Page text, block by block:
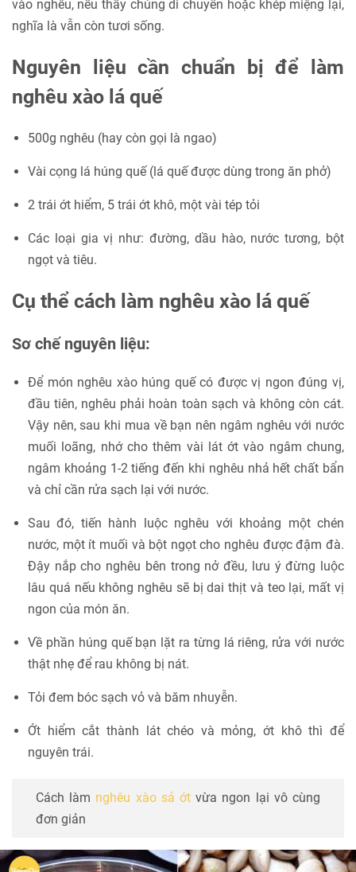
vào nghêu, nếu thấy chúng di chuyển hoặc khép miệng lại,
nghĩa là vẫn còn tươi sống.
Nguyên liệu cần chuẩn bị để làm
nghêu xào lá quế
500g nghêu (hay còn gọi là ngao)
Vài cọng lá húng quế (lá quế được dùng trong ăn phở)
2 trái ớt hiểm, 5 trái ớt khô, một vài tép tỏi
Các loại gia vị như: đường, dầu hào, nước tương, bột
ngọt và tiêu.
Cụ thể cách làm nghêu xào lá quế
Sơ chế nguyên liệu:
Để món nghêu xào húng quế có được vị ngon đúng vị,
đầu tiên, nghêu phải hoàn toàn sạch và không còn cát.
Vậy nên, sau khi mua về bạn nên ngâm nghêu với nước
muối loãng, nhớ cho thêm vài lát ớt vào ngâm chung,
ngâm khoảng 1-2 tiếng đến khi nghêu nhả hết chất bẩn
và chỉ cần rửa sạch lại với nước.
Sau đó, tiến hành luộc nghêu với khoảng một chén
nước, một ít muối và bột ngọt cho nghêu được đậm đà.
Đậy nắp cho nghêu bên trong nở đều, lưu ý đừng luộc
lâu quá nếu không nghêu sẽ bị dai thịt và teo lại, mất vị
ngon của món ăn.
Về phần húng quế bạn lặt ra từng lá riêng, rửa với nước
thật nhẹ để rau không bị nát.
Tỏi đem bóc sạch vỏ và băm nhuyễn.
Ớt hiểm cắt thành lát chéo và mỏng, ớt khô thì để
nguyên trái.
Cách làm nghêu xào sả ớt vừa ngon lại vô cùng
đơn giản